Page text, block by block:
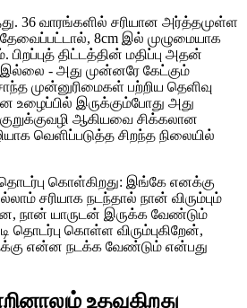
36 வாரங்களில் சரியான அர்த்தமுள்ள
8cm இல் முழுமையாக
திட்டத்தின் மதிப்பு அதன்
இல்லை - அது முன்னரே கேட்கும்
முன்னுரிமைகள் பற்றிய தெளிவு
உழைப்பில் இருக்கும்போது அது
ஆகியவை சிக்கலான
வெளிப்படுத்த சிறந்த நிலையில்
தொடர்பு கொள்கிறது: இங்கே எனக்கு
சரியாக நடந்தால் நான் விரும்பும்
நான் யாருடன் இருக்க வேண்டும்
தொடர்பு கொள்ள விரும்புகிறேன்,
என்ன நடக்க வேண்டும் என்பது
உதவுகிறது